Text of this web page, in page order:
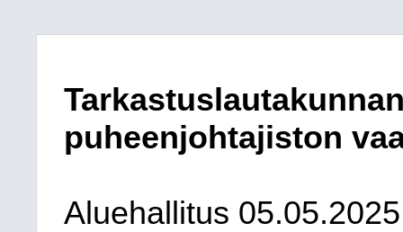
puheenjohtajiston
Aluehallitus